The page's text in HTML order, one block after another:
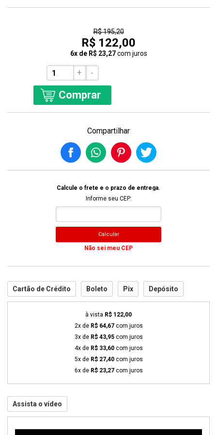
R$ 195,20
R$ 122,00
6x de R$ 23,27 com juros
+ -
Comprar
Compartilhar
Calcule o frete e o prazo de entrega.
Informe seu CEP:
Calcular
Não sei meu CEP
Cartão de Crédito Boleto Pix Depósito
à vista R$ 122,00
2x de R$ 64,67com juros
3x de R$ 43,95com juros
4x de R$ 33,60com juros
5x de R$ 27,40com juros
6x de R$ 23,27com juros
Assista o vídeo